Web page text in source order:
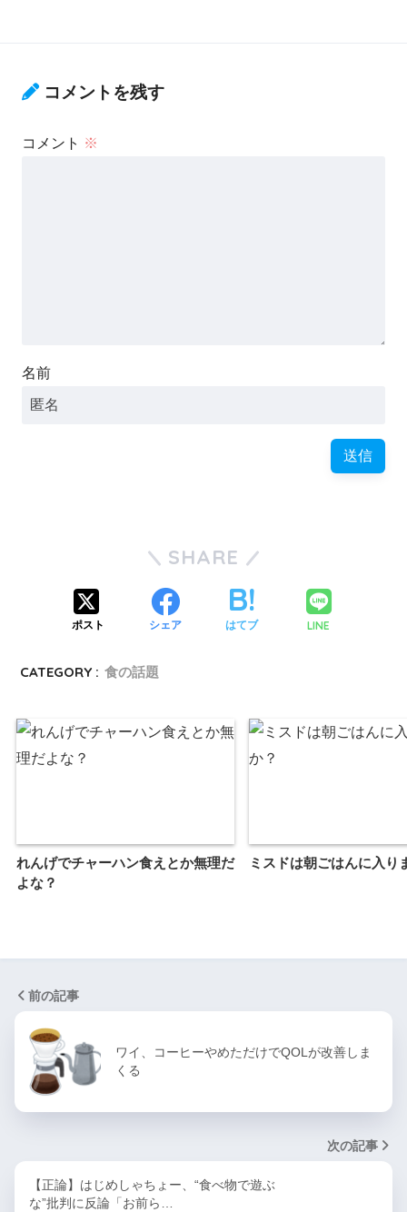
コメントを残す
コメント ※
名前
SHARE
ポスト シェア はてブ LINE
CATEGORY : 食の話題
れんげでチャーハン食えとか無理だ
よな？
ミスドは朝ごはんに入り
前の記事
ワイ、コーヒーやめただけでQOLが改善しま
くる
次の記事
【正論】はじめしゃちょー、“食べ物で遊ぶ
な”批判に反論「お前ら…